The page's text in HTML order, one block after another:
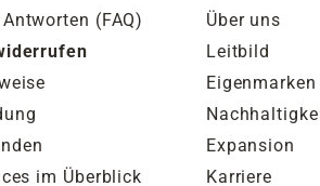
(FAQ)
im Überblick
Über uns
Leitbild
Eigenmarken
Expansion
Karriere